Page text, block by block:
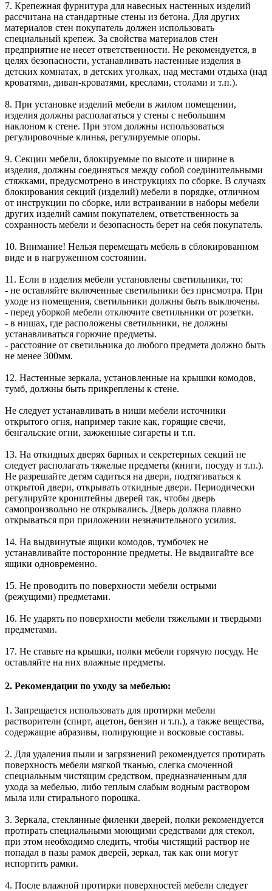
7. Крепежная фурнитура для навесных настенных изделий
рассчитана на стандартные стены из бетона. Для других
материалов стен покупатель должен использовать
специальный крепеж. За свойства материалов стен
предприятие не несет ответственности. Не рекомендуется, в
целях безопасности, устанавливать настенные изделия в
детских комнатах, в детских уголках, над местами отдыха (над
кроватями, диван-кроватями, креслами, столами и т.п.).
8. При установке изделий мебели в жилом помещении,
изделия должны располагаться у стены с небольшим
наклоном к стене. При этом должны использоваться
регулировочные клинья, регулируемые опоры.
9. Секции мебели, блокируемые по высоте и ширине в
изделия, должны соединяться между собой соединительными
стяжками, предусмотрено в инструкциях по сборке. В случаях
блокирования секций (изделий) мебели в порядке, отличном
от инструкции по сборке, или встраивании в наборы мебели
других изделий самим покупателем, ответственность за
сохранность мебели и безопасность берет на себя покупатель.
10. Внимание! Нельзя перемещать мебель в сблокированном
виде и в нагруженном состоянии.
11. Если в изделия мебели установлены светильники, то:
- не оставляйте включенные светильники без присмотра. При
уходе из помещения, светильники должны быть выключены.
- перед уборкой мебели отключите светильники от розетки.
- в нишах, где расположены светильники, не должны
устанавливаться горючие предметы.
- расстояние от светильника до любого предмета должно быть
не менее 300мм.
12. Настенные зеркала, установленные на крышки комодов,
тумб, должны быть прикреплены к стене.
Не следует устанавливать в ниши мебели источники
открытого огня, например такие как, горящие свечи,
бенгальские огни, зажженные сигареты и т.п.
13. На откидных дверях барных и секретерных секций не
следует располагать тяжелые предметы (книги, посуду и т.п.).
Не разрешайте детям садиться на двери, подтягиваться к
открытой двери, открывать откидные двери. Периодически
регулируйте кронштейны дверей так, чтобы дверь
самопроизвольно не открывались. Дверь должна плавно
открываться при приложении незначительного усилия.
14. На выдвинутые ящики комодов, тумбочек не
устанавливайте посторонние предметы. Не выдвигайте все
ящики одновременно.
15. Не проводить по поверхности мебели острыми
(режущими) предметами.
16. Не ударять по поверхности мебели тяжелыми и твердыми
предметами.
17. Не ставьте на крышки, полки мебели горячую посуду. Не
оставляйте на них влажные предметы.
2. Рекомендации по уходу за мебелью:
1. Запрещается использовать для протирки мебели
растворители (спирт, ацетон, бензин и т.п.), а также вещества,
содержащие абразивы, полирующие и восковые составы.
2. Для удаления пыли и загрязнений рекомендуется протирать
поверхность мебели мягкой тканью, слегка смоченной
специальным чистящим средством, предназначенным для
ухода за мебелью, либо теплым слабым водным раствором
мыла или стирального порошка.
3. Зеркала, стеклянные филенки дверей, полки рекомендуется
протирать специальными моющими средствами для стекол,
при этом необходимо следить, чтобы чистящий раствор не
попадал в пазы рамок дверей, зеркал, так как они могут
испортить рамки.
4. После влажной протирки поверхностей мебели следует